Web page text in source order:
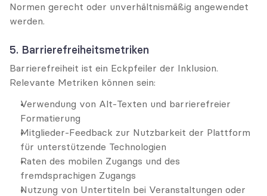
Normen gerecht oder unverhältnismäßig angewendet
werden.
5. Barrierefreiheitsmetriken
Barrierefreiheit ist ein Eckpfeiler der Inklusion.
Relevante Metriken können sein:
Verwendung von Alt-Texten und barrierefreier
Formatierung
Mitglieder-Feedback zur Nutzbarkeit der Plattform
für unterstützende Technologien
Raten des mobilen Zugangs und des
fremdsprachigen Zugangs
Nutzung von Untertiteln bei Veranstaltungen oder